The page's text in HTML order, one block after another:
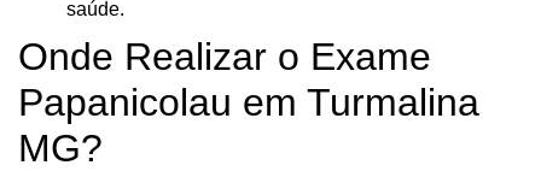
saúde.
Onde Realizar o Exame
Papanicolau em Turmalina
MG?